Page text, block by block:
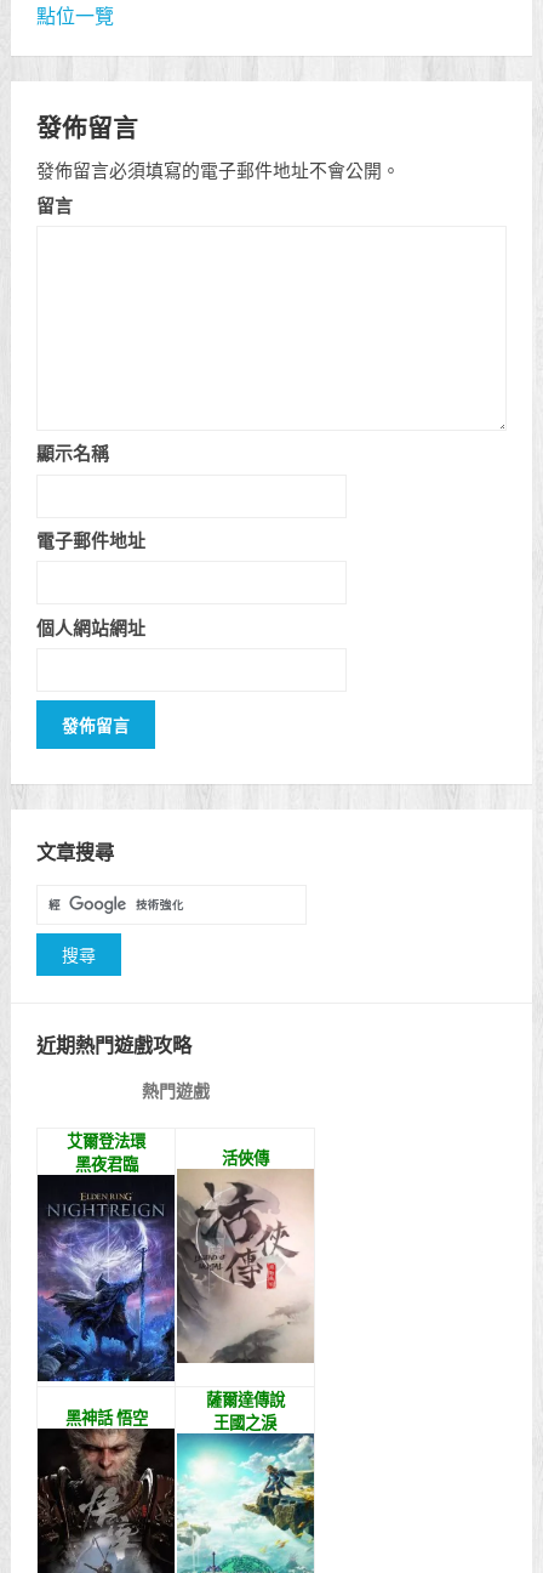
點位一覽
發佈留言
發佈留言必須填寫的電子郵件地址不會公開。
留言
顯示名稱
電子郵件地址
個人網站網址
文章搜尋
近期熱門遊戲攻略
熱門遊戲
艾爾登法環
黑夜君臨
活俠傳
黑神話 悟空
薩爾達傳說
王國之淚